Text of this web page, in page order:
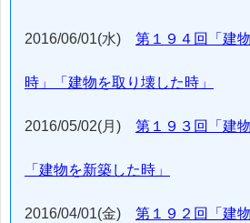
2016/06/01(水) 第１９４回「建
時」「建物を取り壊した時」
2016/05/02(月) 第１９３回「建
「建物を新築した時」
2016/04/01(金) 第１９２回「建